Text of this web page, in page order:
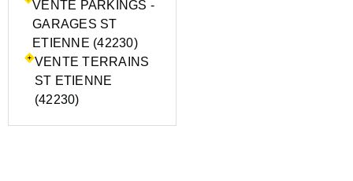
VENTE PARKINGS -
GARAGES ST
ETIENNE (42230)
VENTE TERRAINS
ST ETIENNE
(42230)